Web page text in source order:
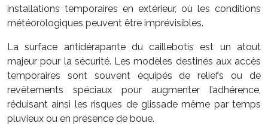
installations temporaires en extérieur, où les conditions
météorologiques peuvent être imprévisibles.
La surface antidérapante du caillebotis est un atout
majeur pour la sécurité. Les modèles destinés aux accès
temporaires sont souvent équipés de reliefs ou de
revêtements spéciaux pour augmenter l’adhérence,
réduisant ainsi les risques de glissade même par temps
pluvieux ou en présence de boue.